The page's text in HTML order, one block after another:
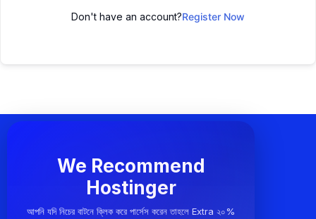
Don't have an account?Register Now
We Recommend
Hostinger
আপনি যদি নিচের বাটনে ক্লিক করে পার্সেস করেন তাহলে Extra ২০%